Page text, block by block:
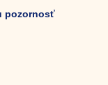
pozornosť